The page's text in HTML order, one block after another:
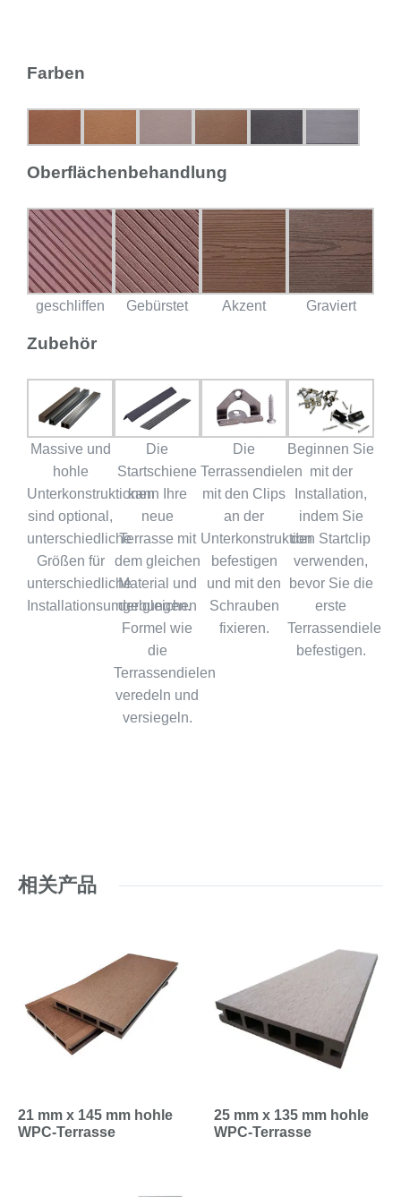
Farben
Oberflächenbehandlung
geschliffen Gebürstet Akzent Graviert
Zubehör
Massive und
hohle
Unterkonstruktionen
sind optional,
unterschiedliche
Größen für
unterschiedliche
Installationsumgebungen.
Die
Startschiene
kann Ihre
neue
Terrasse mit
dem gleichen
Material und
der gleichen
Formel wie
die
Terrassendielen
veredeln und
versiegeln.
Die
Terrassendielen
mit den Clips
an der
Unterkonstruktion
befestigen
und mit den
Schrauben
fixieren.
Beginnen Sie
mit der
Installation,
indem Sie
den Startclip
verwenden,
bevor Sie die
erste
Terrassendiele
befestigen.
相关产品
21 mm x 145 mm hohle
WPC-Terrasse
25 mm x 135 mm hohle
WPC-Terrasse